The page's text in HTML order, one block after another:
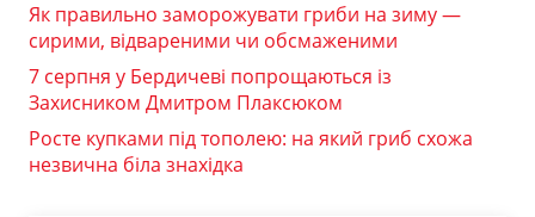
Як правильно заморожувати гриби на зиму —
сирими, відвареними чи обсмаженими
7 серпня у Бердичеві попрощаються із
Захисником Дмитром Плаксюком
Росте купками під тополею: на який гриб схожа
незвична біла знахідка